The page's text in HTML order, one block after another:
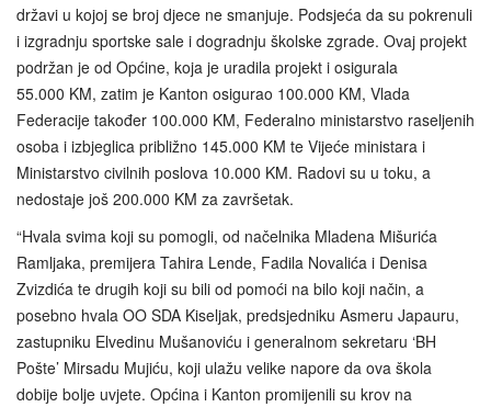
državi u kojoj se broj djece ne smanjuje. Podsjeća da su pokrenuli
i izgradnju sportske sale i dogradnju školske zgrade. Ovaj projekt
podržan je od Općine, koja je uradila projekt i osigurala
55.000 KM, zatim je Kanton osigurao 100.000 KM, Vlada
Federacije također 100.000 KM, Federalno ministarstvo raseljenih
osoba i izbjeglica približno 145.000 KM te Vijeće ministara i
Ministarstvo civilnih poslova 10.000 KM. Radovi su u toku, a
nedostaje još 200.000 KM za završetak.
“Hvala svima koji su pomogli, od načelnika Mladena Mišurića
Ramljaka, premijera Tahira Lende, Fadila Novalića i Denisa
Zvizdića te drugih koji su bili od pomoći na bilo koji način, a
posebno hvala OO SDA Kiseljak, predsjedniku Asmeru Japauru,
zastupniku Elvedinu Mušanoviću i generalnom sekretaru ‘BH
Pošte’ Mirsadu Mujiću, koji ulažu velike napore da ova škola
dobije bolje uvjete. Općina i Kanton promijenili su krov na